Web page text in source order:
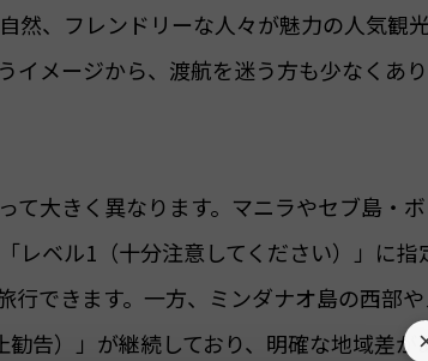
然、フレンドリーな人々が魅力の人気観
イメージから、渡航を迷う方も少なくあ
て大きく異なります。マニラやセブ島・
レベル1（十分注意してください）」に指
行できます。一方、ミンダナオ島の西部
告）」が継続しており、明確な地域差が